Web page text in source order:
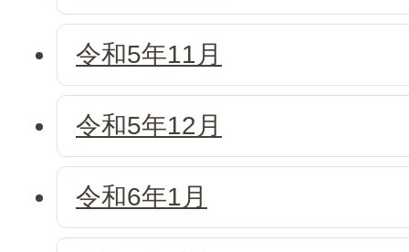
令和5年11月
令和5年12月
令和6年1月